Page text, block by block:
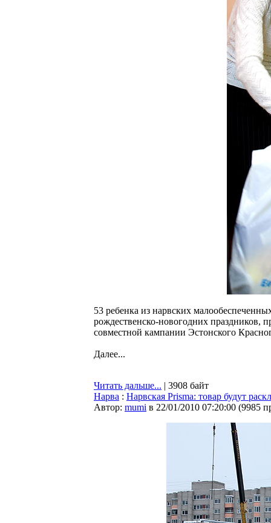
53 ребенка из нарвских
рождественско-новогодних праздников,
совместной кампании Эстонского
Далее...
Читать дальше... | 3908 байт
Нарва : Нарвская Prisma: товар будут
Автор: mumi в 22/01/2010 07:20:00 (9985